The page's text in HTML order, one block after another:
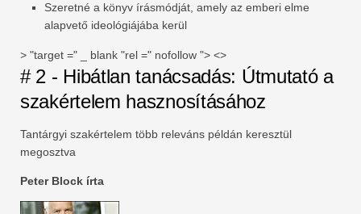
Szeretné a könyv írásmódját, amely az emberi elme
alapvető ideológiájába kerül
> "target =" _ blank "rel =" nofollow "> <>
# 2 - Hibátlan tanácsadás: Útmutató a
szakértelem hasznosításához
Tantárgyi szakértelem több releváns példán keresztül
megosztva
Peter Block írta